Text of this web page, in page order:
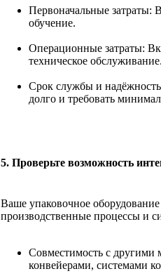
Первоначальные затраты:
обучение.
Операционные затраты:
техническое
Срок службы и
долго и требовать
5. Проверьте возможность
Ваше упаковочное
производственные процессы и
Совместимость с другими
конвейерами, системами